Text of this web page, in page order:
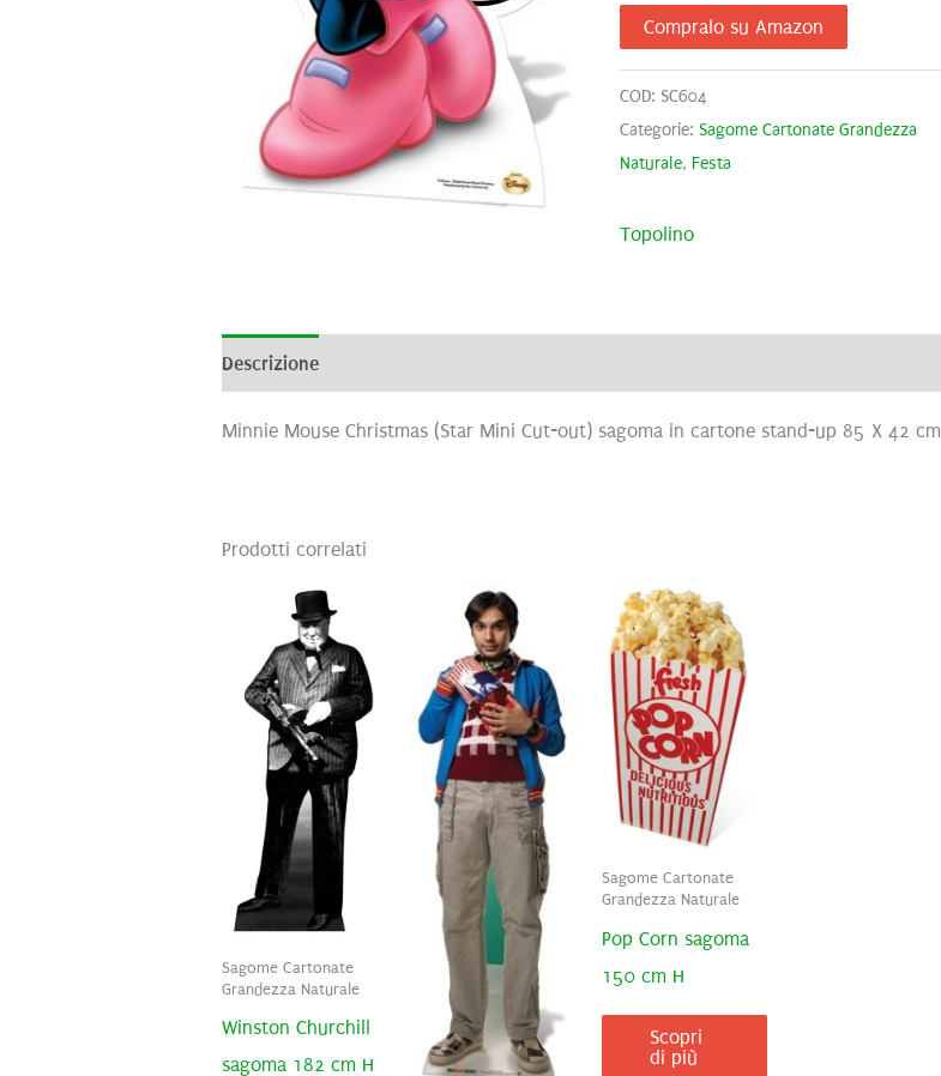
Compralo su Amazon
COD: SC604
Categorie: Sagome Cartonate Grandezza
Naturale, Festa
Topolino
Descrizione
Minnie Mouse Christmas (Star Mini Cut-out) sagoma in cartone stand-up 85 X 42 cm
Prodotti correlati
Sagome Cartonate
Grandezza Naturale
Winston Churchill
sagoma 182 cm H
Sagome Cartonate
Grandezza Naturale
Pop Corn sagoma
150 cm H
Scopri
di più